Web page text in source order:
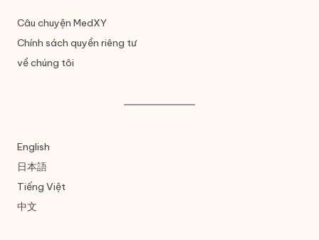
Câu chuyện MedXY
Chính sách quyền riêng tư
về chúng tôi
English
日本語
Tiếng Việt
中文